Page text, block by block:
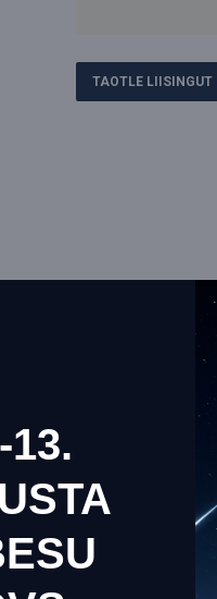
kasutab küpsiseid, et
TAOTLE LIISINGUT
13.